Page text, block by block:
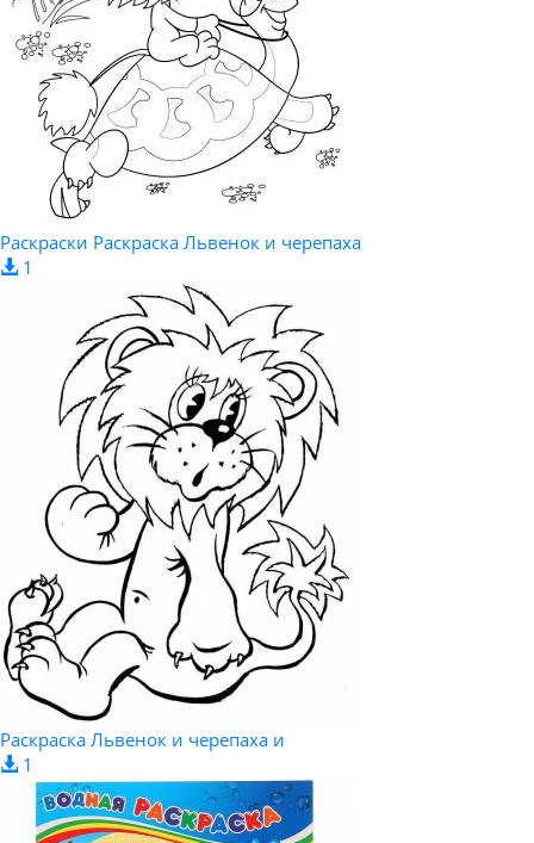
Раскраски Раскраска Львенок и черепаха
1
Раскраска Львенок и черепаха и
1